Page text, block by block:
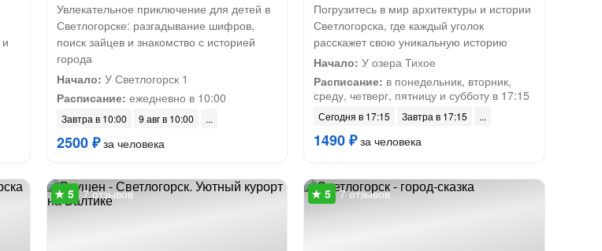
Увлекательное приключение для детей в
Светлогорске: разгадывание шифров,
поиск зайцев и знакомство с историей
города
Начало: У Светлогорск 1
Расписание: ежедневно в 10:00
Завтра в 10:00 9 авг в 10:00
2500 ₽за человека
Погрузитесь в мир архитектуры и истории
Светлогорска, где каждый уголок
расскажет свою уникальную историю
Начало: У озера Тихое
Расписание: в понедельник, вторник,
среду, четверг, пятницу и субботу в 17:15
Сегодня в 17:15 Завтра в 17:15
1490 ₽за человека
7 отзывов 7 отзывов